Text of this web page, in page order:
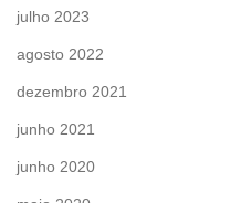
julho 2023
agosto 2022
dezembro 2021
junho 2021
junho 2020